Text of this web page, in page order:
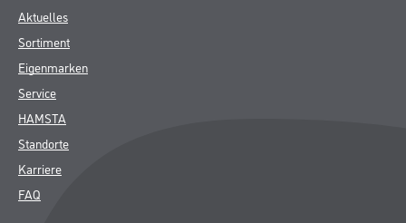
Aktuelles
Sortiment
Eigenmarken
Service
HAMSTA
Standorte
Karriere
FAQ